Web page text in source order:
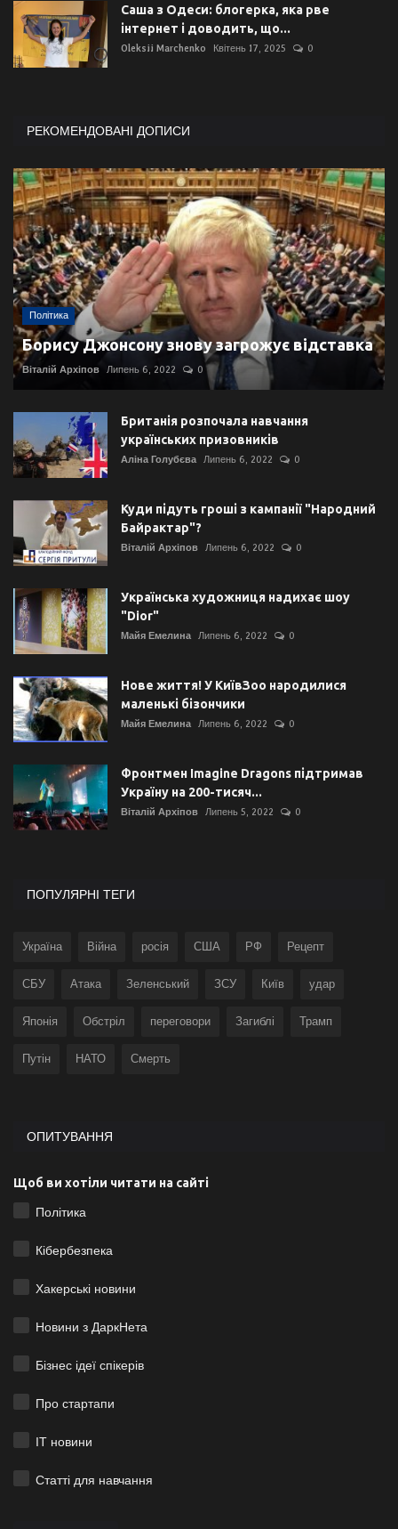
Саша з Одеси: блогерка, яка рве
інтернет і доводить, що...
Oleksii Marchenko Квітень 17, 2025 0
РЕКОМЕНДОВАНІ ДОПИСИ
Політика
Борису Джонсону знову загрожує відставка
Віталій Архіпов Липень 6, 2022 0
Британія розпочала навчання
українських призовників
Аліна Голубєва Липень 6, 2022 0
Куди підуть гроші з кампанії "Народний
Байрактар"?
Віталій Архіпов Липень 6, 2022 0
Українська художниця надихає шоу
"Dior"
Майя Емелина Липень 6, 2022 0
Нове життя! У КиївЗоо народилися
маленькі бізончики
Майя Емелина Липень 6, 2022 0
Фронтмен Imagine Dragons підтримав
Україну на 200-тисяч...
Віталій Архіпов Липень 5, 2022 0
ПОПУЛЯРНІ ТЕГИ
Україна Війна росія США РФ Рецепт
СБУ Атака Зеленський ЗСУ Київ удар
Японія Обстріл переговори Загиблі Трамп
Путін НАТО Смерть
ОПИТУВАННЯ
Щоб ви хотіли читати на сайті
Політика
Кібербезпека
Хакерські новини
Новини з ДаркНета
Бізнес ідеї спікерів
Про стартапи
ІТ новини
Статті для навчання